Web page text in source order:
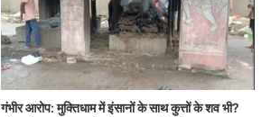
गंभीर आरोप: मुक्तिधाम में इंसानों के साथ कुत्तों के शव भी?